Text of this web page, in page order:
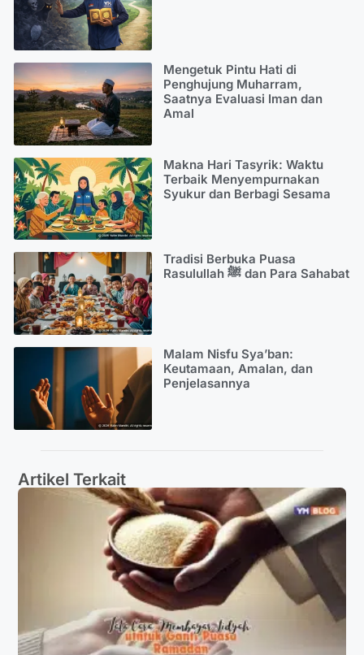
Mengetuk Pintu Hati di
Penghujung Muharram,
Saatnya Evaluasi Iman dan
Amal
Makna Hari Tasyrik: Waktu
Terbaik Menyempurnakan
Syukur dan Berbagi Sesama
Tradisi Berbuka Puasa
Rasulullah ﷺ dan Para Sahabat
Malam Nisfu Sya’ban:
Keutamaan, Amalan, dan
Penjelasannya
Artikel Terkait